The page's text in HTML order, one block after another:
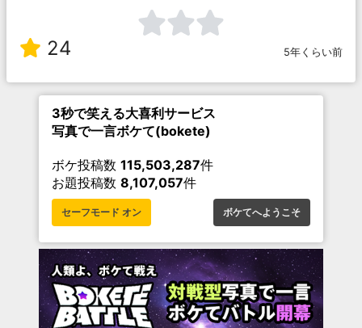
24 5年くらい前
3秒で笑える大喜利サービス
写真で一言ボケて(bokete)
ボケ投稿数 115,503,287件
お題投稿数 8,107,057件
セーフモード オン ボケてへようこそ